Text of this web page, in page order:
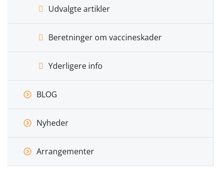
Udvalgte artikler
Beretninger om vaccineskader
Yderligere info
BLOG
Nyheder
Arrangementer